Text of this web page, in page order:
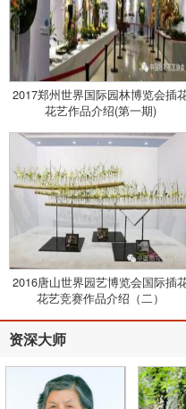
2017郑州世界国际园林博览会插
花艺作品介绍(第一期)
2016唐山世界园艺博览会国际插
花艺竞赛作品介绍（二）
资深大师